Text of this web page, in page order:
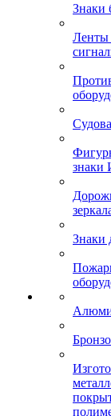
Знаки
Ленты
Знаки